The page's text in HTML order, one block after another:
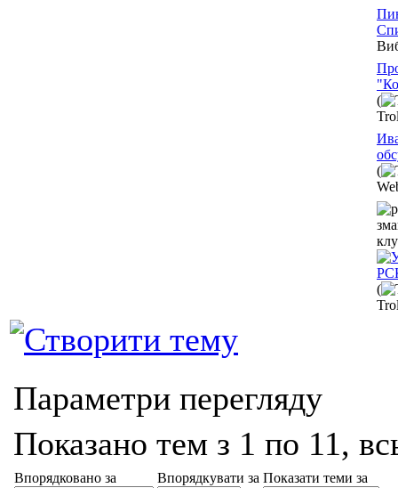
(
(
(
Параметри перегляду
Показано тем з 1 по 11,
Впорядковано за Впорядкувати за Показати теми за